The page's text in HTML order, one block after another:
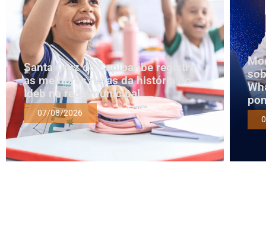
Santa Cruz do Capibaribe registra
as melhores notas da história do
Ideb na rede municipal
07/08/2026